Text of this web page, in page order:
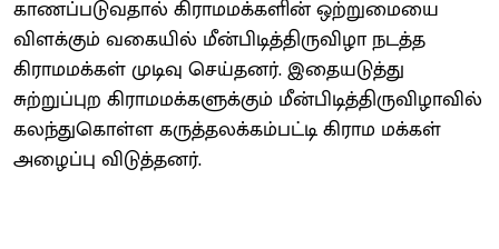
காணப்படுவதால் கிராமமக்களின் ஒற்றுமையை
விளக்கும் வகையில் மீன்பிடித்திருவிழா நடத்த
கிராமமக்கள் முடிவு செய்தனர். இதையடுத்து
சுற்றுப்புற கிராமமக்களுக்கும் மீன்பிடித்திருவிழாவில்
கலந்துகொள்ள கருத்தலக்கம்பட்டி கிராம மக்கள்
அழைப்பு விடுத்தனர்.